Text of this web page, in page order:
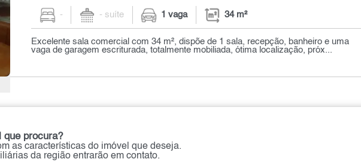
- - suíte 1 vaga 34 m²
Excelente sala comercial com 34 m², dispõe de 1 sala, recepção, banheiro e uma
vaga de garagem escriturada, totalmente mobiliada, ótima localização, próx...
que procura?
as características do imóvel que deseja.
da região entrarão em contato.